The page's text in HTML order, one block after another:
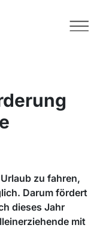
zu fahren,
Darum fördert
dieses Jahr
mit